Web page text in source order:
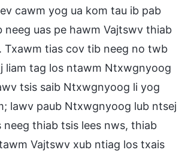
cawm yog ua kom tau ib pab
uas pe hawm Vajtswv thiab
Txawm tias cov tib neeg no twb
liam tag los ntawm Ntxwgnyoog
tsis saib Ntxwgnyoog li yog
lawv paub Ntxwgnyoog lub ntsej
neeg thiab tsis lees nws, thiab
Vajtswv xub ntiag los txais